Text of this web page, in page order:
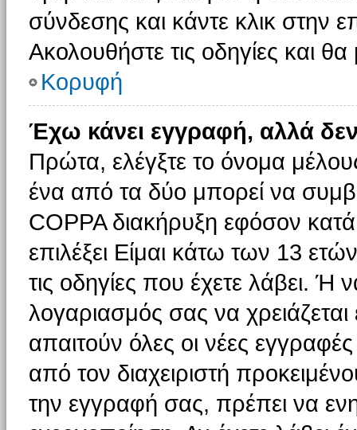
σύνδεσης και κάντε κλικ στην
Ακολουθήστε τις οδηγίες και
Κορυφή
Έχω κάνει εγγραφή, αλλά
Πρώτα, ελέγξτε το όνομα
ένα από τα δύο μπορεί να
COPPA διακήρυξη εφόσον κατά
επιλέξει Είμαι κάτω των 13
τις οδηγίες που έχετε λάβει. Ή
λογαριασμός σας να
απαιτούν όλες οι νέες
από τον διαχειριστή
την εγγραφή σας, πρέπει να